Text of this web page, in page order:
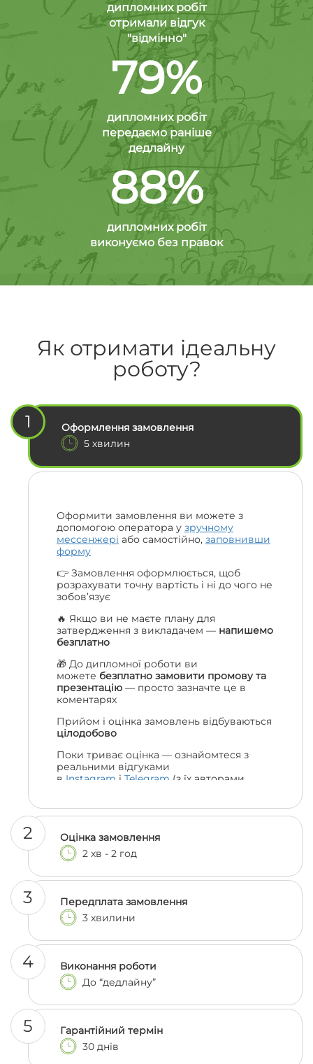
дипломних робіт
отримали відгук
"відмінно"
79%
дипломних робіт
передаємо раніше
дедлайну
88%
дипломних робіт
виконуємо без правок
Як отримати ідеальну
роботу?
1
Оформлення замовлення
5 хвилин
Оформити замовлення ви можете з
допомогою оператора у зручному
мессенжері або самостійно, заповнивши
форму
👉 Замовлення оформлюється, щоб
розрахувати точну вартість і ні до чого не
зобов’язує
🔥 Якщо ви не маєте плану для
затвердження з викладачем — напишемо
безплатно
🎁 До дипломної роботи ви
можете безплатно замовити промову та
презентацію — просто зазначте це в
коментарях
Прийом і оцінка замовлень відбуваються
цілодобово
Поки триває оцінка — ознайомтеся з
реальними відгуками
в Instagram і Telegram (з їх авторами
2
Оцінка замовлення
2 хв - 2 год
3
Передплата замовлення
3 хвилини
4
Виконання роботи
До “дедлайну”
5
Гарантійний термін
30 днів